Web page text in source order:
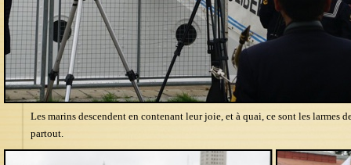
Les marins descendent en contenant leur joie, et à quai, ce sont les larmes
partout.